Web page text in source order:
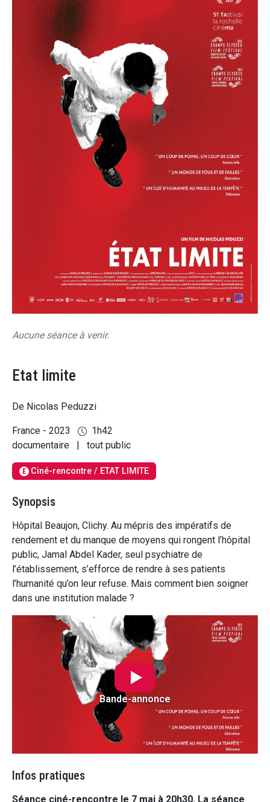
Aucune séance à venir.
Etat limite
De Nicolas Peduzzi
France - 2023
1h42
documentaire
| tout public
E Ciné-rencontre / ETAT LIMITE
Synopsis
Hôpital Beaujon, Clichy. Au mépris des impératifs de
rendement et du manque de moyens qui rongent l’hôpital
public, Jamal Abdel Kader, seul psychiatre de
l’établissement, s’efforce de rendre à ses patients
l’humanité qu’on leur refuse. Mais comment bien soigner
dans une institution malade ?
Bande-annonce
Infos pratiques
Séance ciné-rencontre le 7 mai à 20h30. La séance